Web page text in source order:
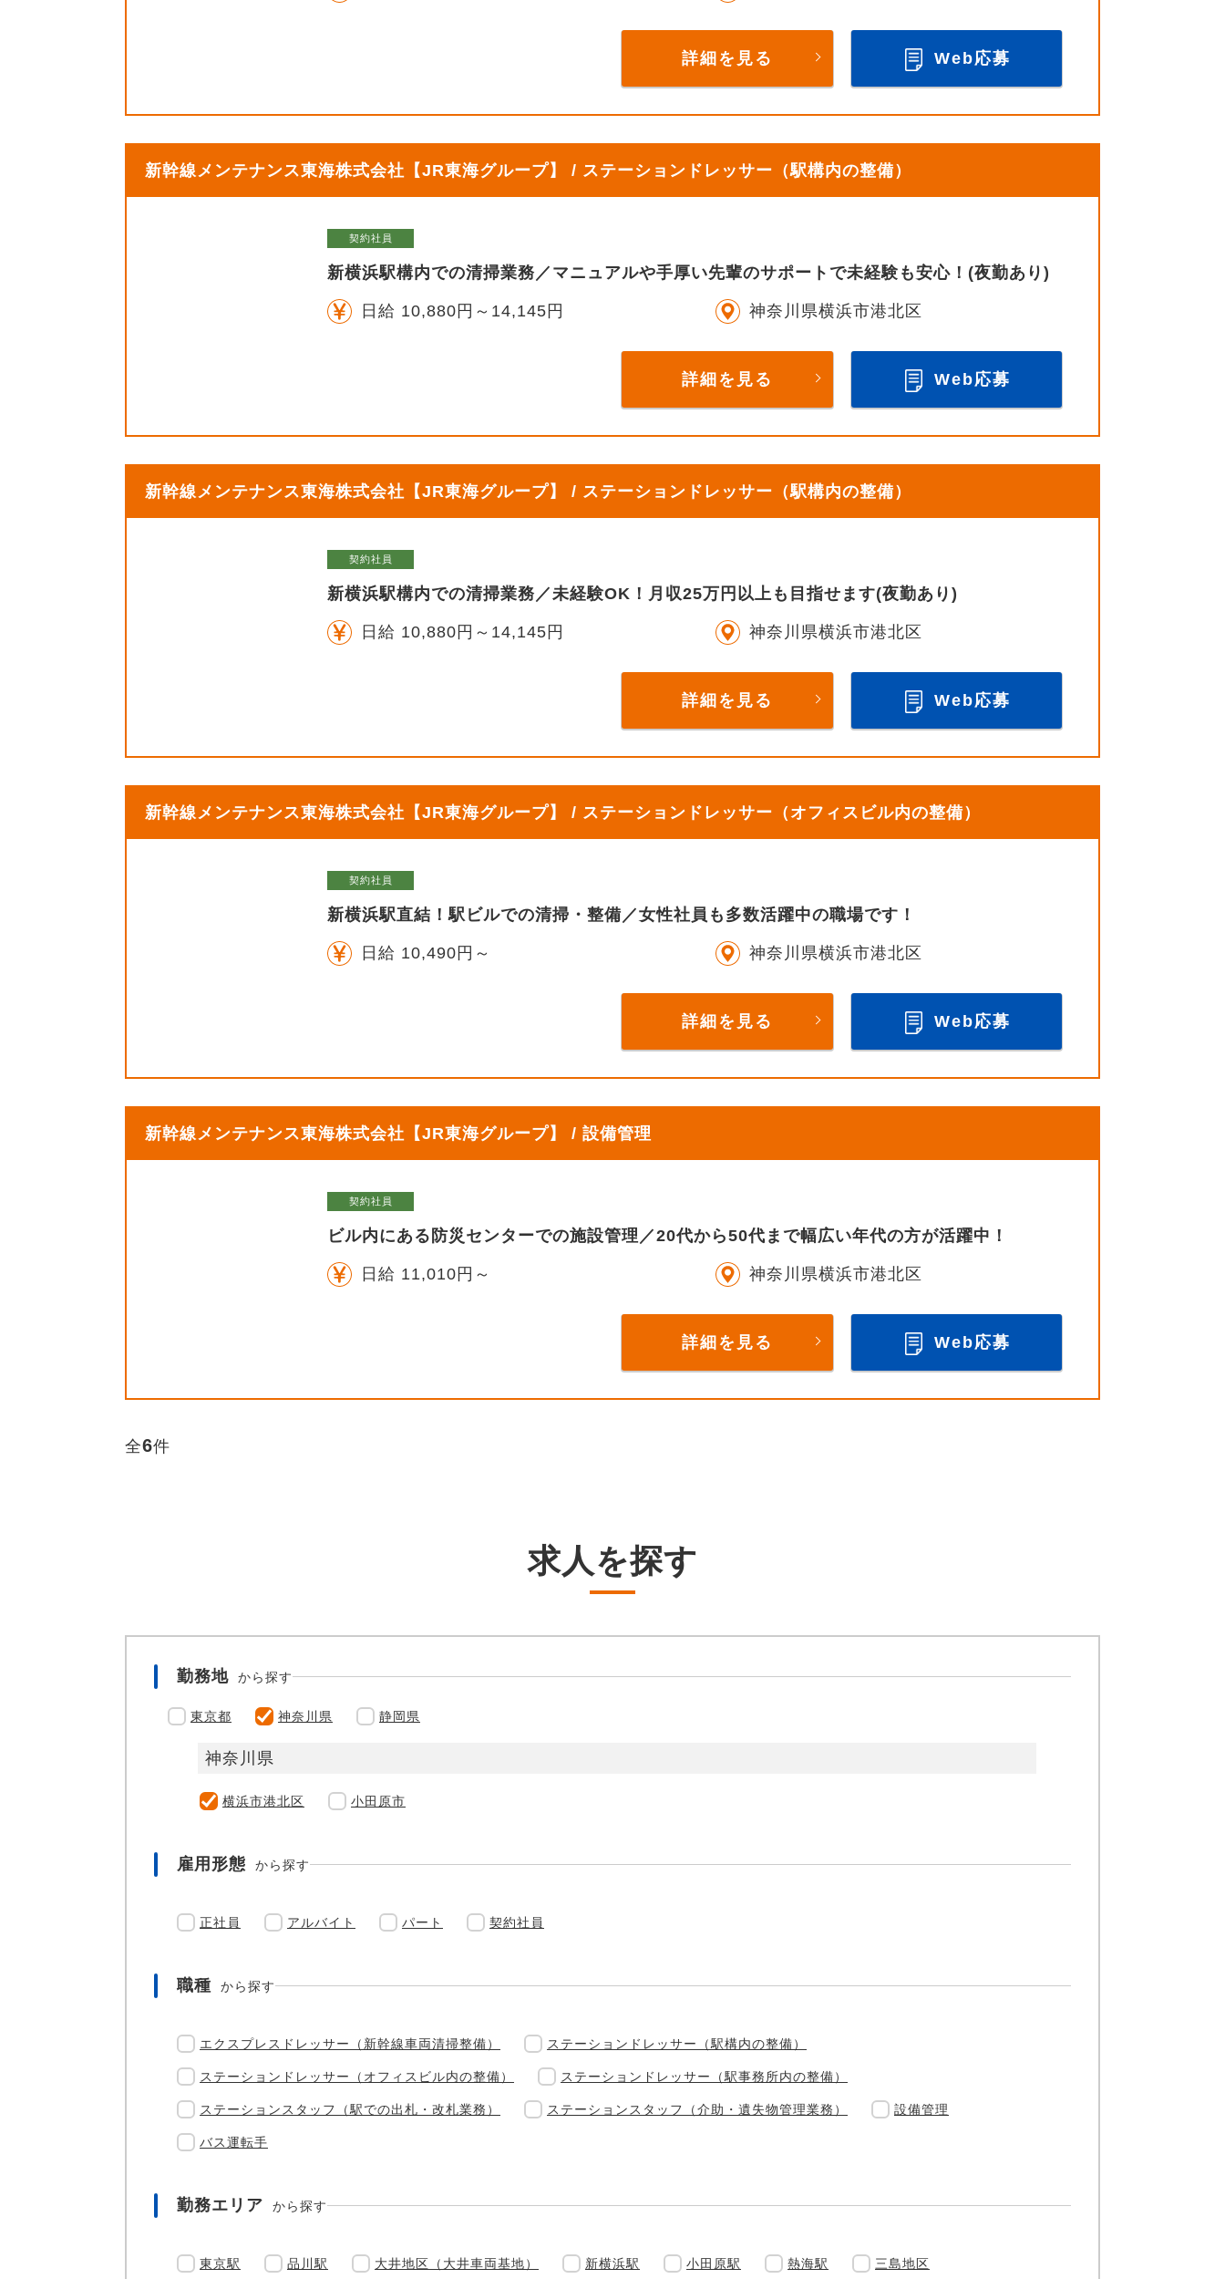
詳細を見る Web応募
新幹線メンテナンス東海株式会社【JR東海グループ】 / ステーションドレッサー（駅構内の整備）
契約社員
新横浜駅構内での清掃業務／マニュアルや手厚い先輩のサポートで未経験も安心！(夜勤あり)
日給 10,880円～14,145円 神奈川県横浜市港北区
詳細を見る Web応募
新幹線メンテナンス東海株式会社【JR東海グループ】 / ステーションドレッサー（駅構内の整備）
契約社員
新横浜駅構内での清掃業務／未経験OK！月収25万円以上も目指せます(夜勤あり)
日給 10,880円～14,145円 神奈川県横浜市港北区
詳細を見る Web応募
新幹線メンテナンス東海株式会社【JR東海グループ】 / ステーションドレッサー（オフィスビル内の整備）
契約社員
新横浜駅直結！駅ビルでの清掃・整備／女性社員も多数活躍中の職場です！
日給 10,490円～ 神奈川県横浜市港北区
詳細を見る Web応募
新幹線メンテナンス東海株式会社【JR東海グループ】 / 設備管理
契約社員
ビル内にある防災センターでの施設管理／20代から50代まで幅広い年代の方が活躍中！
日給 11,010円～ 神奈川県横浜市港北区
詳細を見る Web応募
全6件
求人を探す
勤務地 から探す
東京都 神奈川県 静岡県
神奈川県
横浜市港北区 小田原市
雇用形態 から探す
正社員 アルバイト パート 契約社員
職種 から探す
エクスプレスドレッサー（新幹線車両清掃整備） ステーションドレッサー（駅構内の整備）
ステーションドレッサー（オフィスビル内の整備） ステーションドレッサー（駅事務所内の整備）
ステーションスタッフ（駅での出札・改札業務） ステーションスタッフ（介助・遺失物管理業務） 設備管理
バス運転手
勤務エリア から探す
東京駅 品川駅 大井地区（大井車両基地） 新横浜駅 小田原駅 熱海駅 三島地区